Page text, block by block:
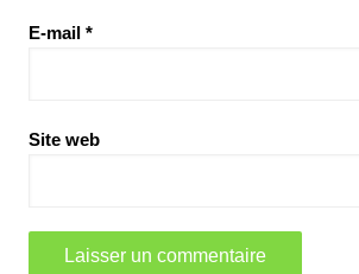
E-mail *
Site web